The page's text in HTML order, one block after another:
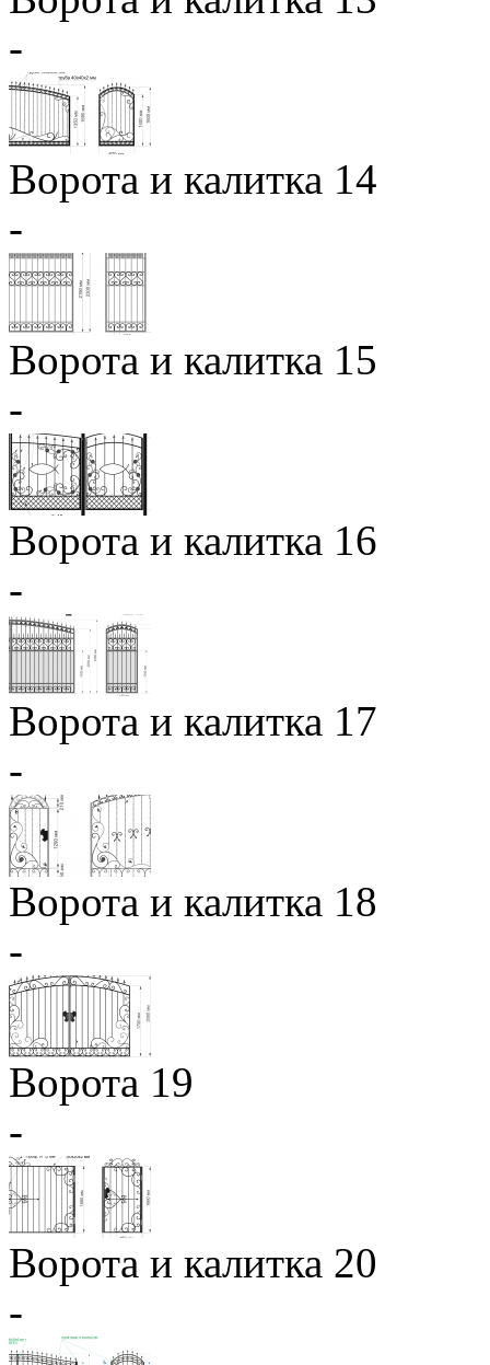
-
Ворота и калитка 14
-
Ворота и калитка 15
-
Ворота и калитка 16
-
Ворота и калитка 17
-
Ворота и калитка 18
-
Ворота 19
-
Ворота и калитка 20
-